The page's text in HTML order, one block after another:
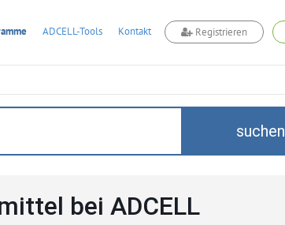
ADCELL-Tools Kontakt Registrieren
suchen
bei ADCELL